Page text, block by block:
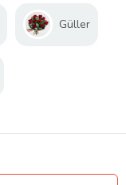
Güller